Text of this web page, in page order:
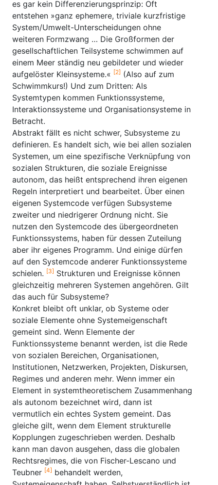
es gar kein Differenzierungsprinzip: Oft
entstehen »ganz ephemere, triviale kurzfristige
System/Umwelt-Unterscheidungen ohne
weiteren Formzwang … Die Großformen der
gesellschaftlichen Teilsysteme schwimmen auf
einem Meer ständig neu gebildeter und wieder
aufgelöster Kleinsysteme.« [2] (Also auf zum
Schwimmkurs!) Und zum Dritten: Als
Systemtypen kommen Funktionssysteme,
Interaktionssysteme und Organisationsysteme in
Betracht.
Abstrakt fällt es nicht schwer, Subsysteme zu
definieren. Es handelt sich, wie bei allen sozialen
Systemen, um eine spezifische Verknüpfung von
sozialen Strukturen, die soziale Ereignisse
autonom, das heißt entsprechend ihren eigenen
Regeln interpretiert und bearbeitet. Über einen
eigenen Systemcode verfügen Subsysteme
zweiter und niedrigerer Ordnung nicht. Sie
nutzen den Systemcode des übergeordneten
Funktionssystems, haben für dessen Zuteilung
aber ihr eigenes Programm. Und einige dürfen
auf den Systemcode anderer Funktionssysteme
schielen. [3] Strukturen und Ereignisse können
gleichzeitig mehreren Systemen angehören. Gilt
das auch für Subsysteme?
Konkret bleibt oft unklar, ob Systeme oder
soziale Elemente ohne Systemeigenschaft
gemeint sind. Wenn Elemente der
Funktionssysteme benannt werden, ist die Rede
von sozialen Bereichen, Organisationen,
Institutionen, Netzwerken, Projekten, Diskursen,
Regimes und anderen mehr. Wenn immer ein
Element in systemtheoretischem Zusammenhang
als autonom bezeichnet wird, dann ist
vermutlich ein echtes System gemeint. Das
gleiche gilt, wenn dem Element strukturelle
Kopplungen zugeschrieben werden. Deshalb
kann man davon ausgehen, dass die globalen
Rechtsregimes, die von Fischer-Lescano und
Teubner [4] behandelt werden,